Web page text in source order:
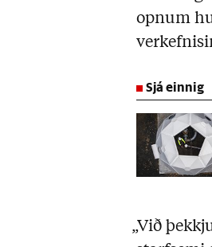
opnum
Sjá einnig
„Við